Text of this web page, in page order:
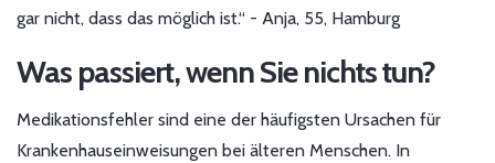
gar nicht, dass das möglich ist.“ - Anja, 55, Hamburg
Was passiert, wenn Sie nichts tun?
Medikationsfehler sind eine der häufigsten Ursachen für
Krankenhauseinweisungen bei älteren Menschen. In